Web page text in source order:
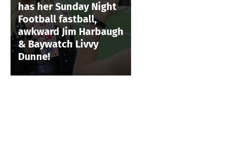
has her Sunday Night
Football fastball,
awkward Jim Harbaugh
& Baywatch Livvy
Dunne!